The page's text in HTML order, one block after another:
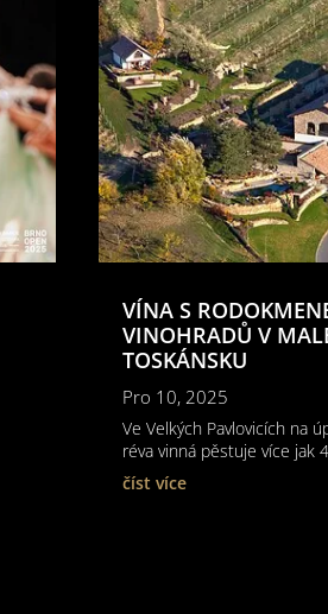
VÍNA S
VINOHRADŮ V
TOSKÁNSKU
Pro 10, 2025
Ve Velkých Pavlovicích na
réva vinná pěstuje více jak
číst více